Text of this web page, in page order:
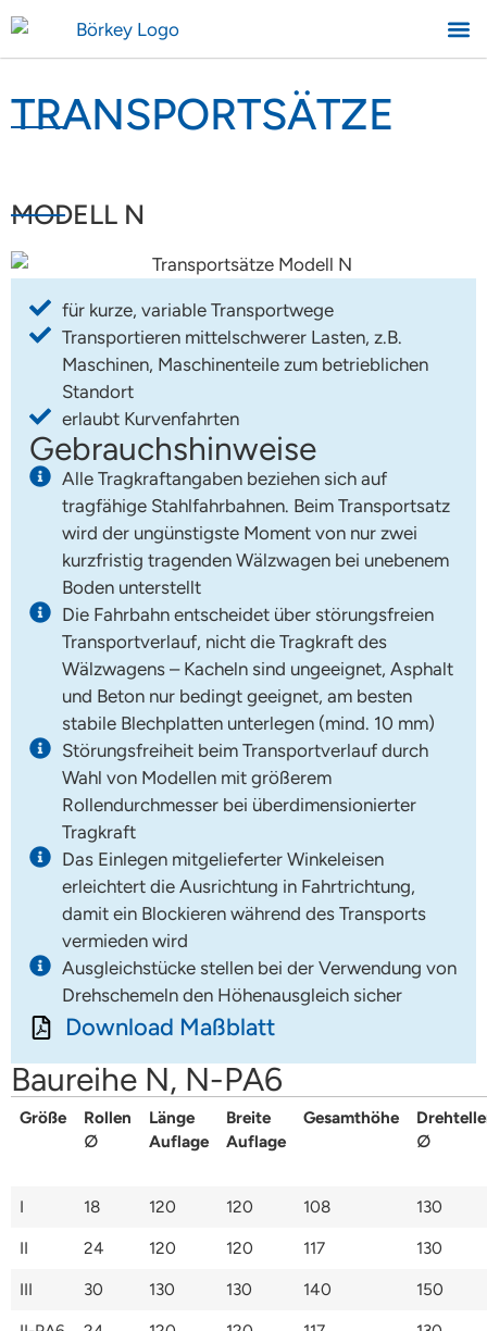
TRANSPORTSÄTZE
MODELL N
für kurze, variable Transportwege
Transportieren mittelschwerer Lasten, z.B.
Maschinen, Maschinenteile zum betrieblichen
Standort
erlaubt Kurvenfahrten
Gebrauchshinweise
Alle Tragkraftangaben beziehen sich auf
tragfähige Stahlfahrbahnen. Beim Transportsatz
wird der ungünstigste Moment von nur zwei
kurzfristig tragenden Wälzwagen bei unebenem
Boden unterstellt
Die Fahrbahn entscheidet über störungsfreien
Transportverlauf, nicht die Tragkraft des
Wälzwagens – Kacheln sind ungeeignet, Asphalt
und Beton nur bedingt geeignet, am besten
stabile Blechplatten unterlegen (mind. 10 mm)
Störungsfreiheit beim Transportverlauf durch
Wahl von Modellen mit größerem
Rollendurchmesser bei überdimensionierter
Tragkraft
Das Einlegen mitgelieferter Winkeleisen
erleichtert die Ausrichtung in Fahrtrichtung,
damit ein Blockieren während des Transports
vermieden wird
Ausgleichstücke stellen bei der Verwendung von
Drehschemeln den Höhenausgleich sicher
Download Maßblatt
Baureihe N, N-PA6
Größe
Rollen
∅
Länge
Auflage
Breite
Auflage
Gesamthöhe
∅
I 18 120 120 108
130
II
24 120 120 117
130
III
30 130 130 140
150